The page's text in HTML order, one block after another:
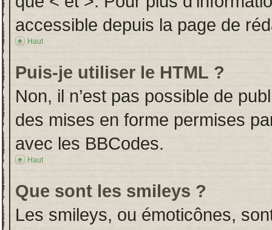
accessible depuis la page de
Haut
Puis-je utiliser le HTML ?
Non, il n’est pas possible de
des mises en forme permises
avec les BBCodes.
Haut
Que sont les smileys ?
Les smileys, ou émoticônes,